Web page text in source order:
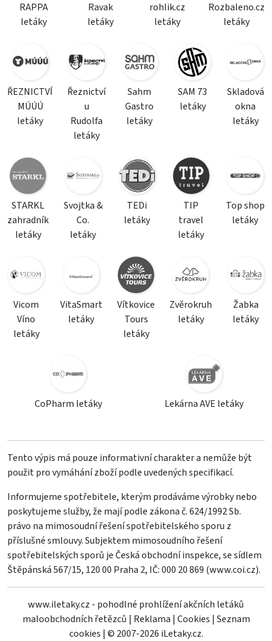
RAPPA
letáky
Ravak
letáky
rohlik.cz
letáky
Rozbaleno.cz
letáky
ŘEZNICTVÍ
MÚÚÚ
letáky
Řeznictví
u
Rudolfa
letáky
Sahm
Gastro
letáky
SAM 73
letáky
Skladová
okna
letáky
STARKL
zahradník
letáky
Svojtka &
Co.
letáky
TEDi
letáky
TIP
travel
letáky
Top shop
letáky
Vicom
Víno
letáky
VitaSmart
letáky
Vítkovice
Tours
letáky
Zvěrokruh
letáky
Žabka
letáky
CoPharm letáky Lekárna AVE letáky
Tento výpis má pouze informativní charakter a nemůže být
použit pro vymáhání zboží podle uvedených specifikací.
Informujeme spotřebitele, kterým prodáváme výrobky nebo
poskytujeme služby, že mají podle zákona č. 624/1992 Sb.
právo na mimosoudní řešení spotřebitelského sporu z
příslušné smlouvy. Subjektem mimosoudního řešení
spotřebitelských sporů je Česká obchodní inspekce, se sídlem
Štěpánská 567/15, 120 00 Praha 2, IČ: 000 20 869 (www.coi.cz).
www.iletaky.cz - pohodlné prohlížení akčních letáků
maloobchodních řetězců | Reklama | Cookies | Seznam
cookies | © 2007-2026 iLetaky.cz.